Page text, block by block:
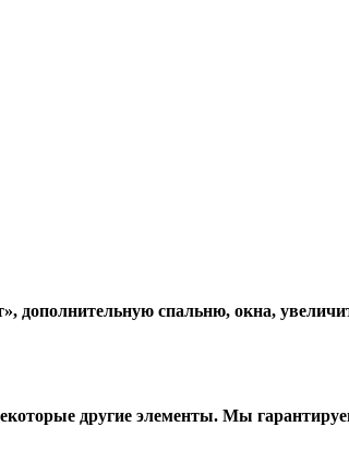
дополнительную спальню, окна,
другие элементы. Мы